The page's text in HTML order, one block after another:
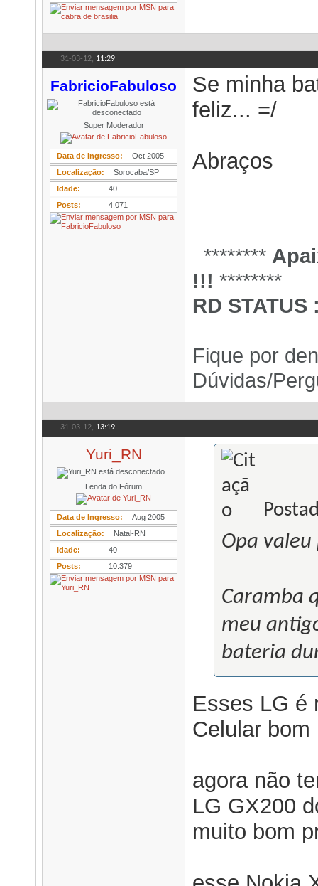
31-03-12, 11:29
FabricioFabuloso
Super Moderador
Data de Ingresso
Oct 2005
Localização
Sorocaba/SP
Idade
40
Posts
4.071
Se minha
feliz... =/
Abraços
********
!!! ********
RD
Fique por
Dúvidas/
31-03-12, 13:19
Yuri_RN
Lenda do Fórum
Data de Ingresso
Aug 2005
Localização
Natal-RN
Idade
40
Posts
10.379
Opa
Caramba
meu
bateria
Esses LG é
Celular bom
agora não
LG GX200
muito bom